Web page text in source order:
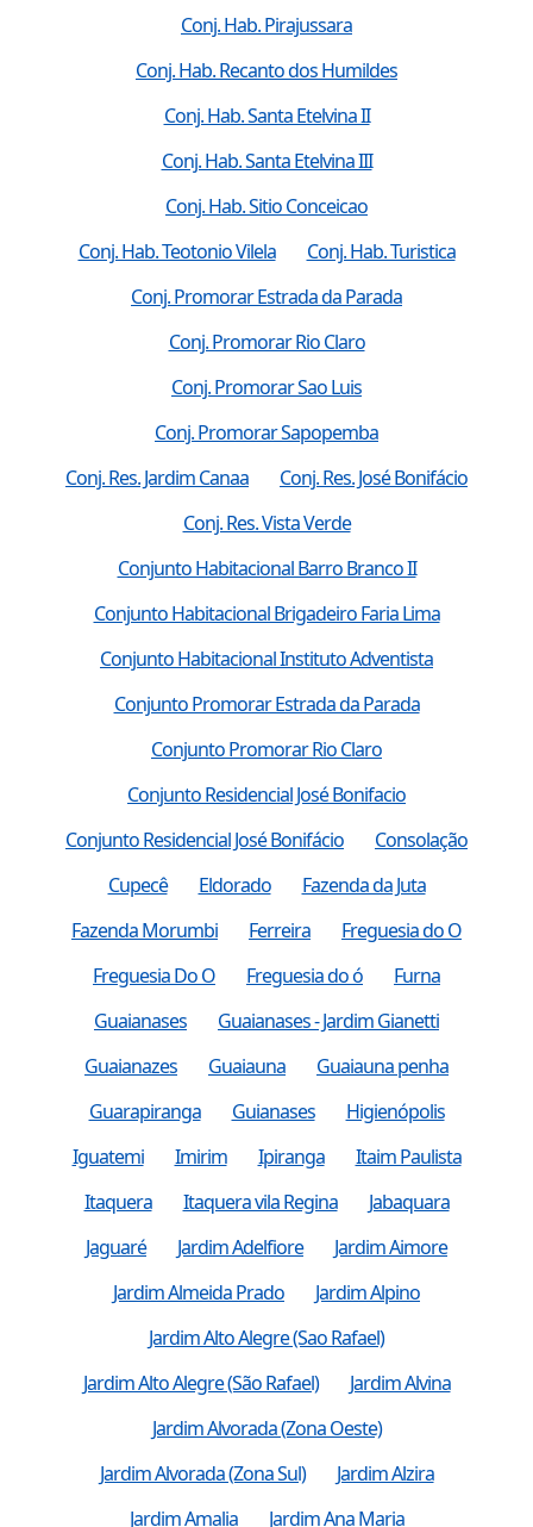
Conj. Hab. Pirajussara
Conj. Hab. Recanto dos Humildes
Conj. Hab. Santa Etelvina II
Conj. Hab. Santa Etelvina III
Conj. Hab. Sitio Conceicao
Conj. Hab. Teotonio Vilela
Conj. Hab. Turistica
Conj. Promorar Estrada da Parada
Conj. Promorar Rio Claro
Conj. Promorar Sao Luis
Conj. Promorar Sapopemba
Conj. Res. Jardim Canaa
Conj. Res. José Bonifácio
Conj. Res. Vista Verde
Conjunto Habitacional Barro Branco II
Conjunto Habitacional Brigadeiro Faria Lima
Conjunto Habitacional Instituto Adventista
Conjunto Promorar Estrada da Parada
Conjunto Promorar Rio Claro
Conjunto Residencial José Bonifacio
Conjunto Residencial José Bonifácio
Consolação
Cupecê
Eldorado
Fazenda da Juta
Fazenda Morumbi
Ferreira
Freguesia do O
Freguesia Do O
Freguesia do ó
Furna
Guaianases
Guaianases - Jardim Gianetti
Guaianazes
Guaiauna
Guaiauna penha
Guarapiranga
Guianases
Higienópolis
Iguatemi
Imirim Ipiranga
Itaim Paulista
Itaquera
Itaquera vila Regina
Jabaquara
Jaguaré
Jardim Adelfiore
Jardim Aimore
Jardim Almeida Prado
Jardim Alpino
Jardim Alto Alegre (Sao Rafael)
Jardim Alto Alegre (São Rafael)
Jardim Alvina
Jardim Alvorada (Zona Oeste)
Jardim Alvorada (Zona Sul)
Jardim Alzira
Jardim Amalia
Jardim Ana Maria